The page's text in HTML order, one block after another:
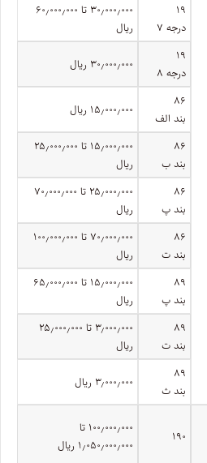
۱۹
درجه ۷
۳۰٫۰۰۰٫۰۰۰ تا ۶۰٫۰۰۰٫۰۰۰
ریال
۱۹
درجه ۸
۳۰٫۰۰۰٫۰۰۰ ریال
۸۶
بند الف
۱۵٫۰۰۰٫۰۰۰ ریال
۸۶
بند ب
۱۵٫۰۰۰٫۰۰۰ تا ۲۵٫۰۰۰٫۰۰۰
ریال
۸۶
بند پ
۲۵٫۰۰۰٫۰۰۰ تا ۷۰٫۰۰۰٫۰۰۰
ریال
۸۶
بند ت
۷۰٫۰۰۰٫۰۰۰ تا ۱۰۰٫۰۰۰٫۰۰۰
ریال
۸۹
بند پ
۱۵٫۰۰۰٫۰۰۰ تا ۶۵٫۰۰۰٫۰۰۰
ریال
۸۹
بند ت
۳٫۰۰۰٫۰۰۰ تا ۲۵٫۰۰۰٫۰۰۰
ریال
۸۹
بند ث
۳٫۰۰۰٫۰۰۰ ریال
۱۹۰
۱۰۰٫۰۰۰٫۰۰۰ تا
۱٫۰۵۰٫۰۰۰٫۰۰۰ ریال